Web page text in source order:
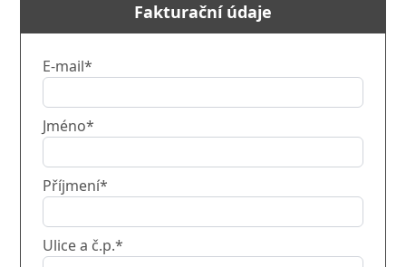
Fakturační údaje
E-mail*
Jméno*
Příjmení*
Ulice a č.p.*